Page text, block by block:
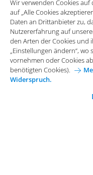
Karriere bei
Wir verwenden Cookies auf
auf „Alle Cookies
Daten an Drittanbieter zu,
Nutzererfahrung auf
den Arten der Cookies und
„Einstellungen ändern“,
vornehmen oder Cookies
benötigten Cookies).
Widerspruch.
vornehmen oder Cookies
benötigten Cookies).
Widerspruch.
Diese Cookies
Funktion der
Analytische